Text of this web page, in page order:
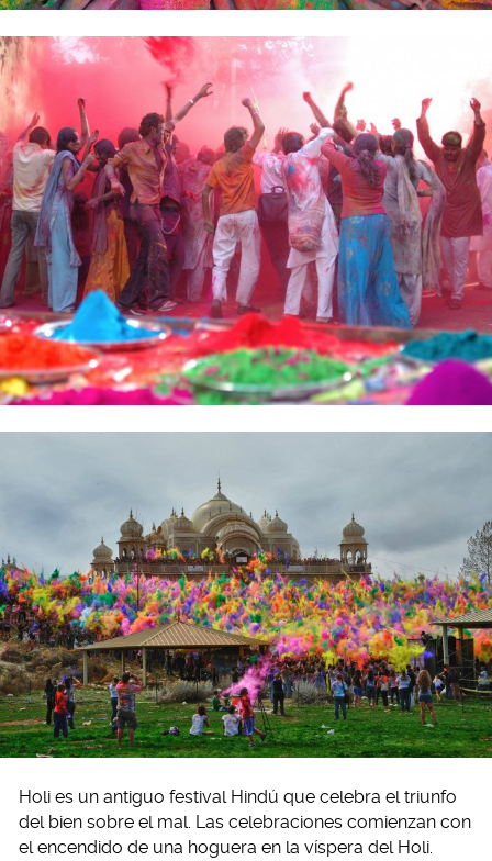
Holi es un antiguo festival Hindú que celebra el triunfo
del bien sobre el mal. Las celebraciones comienzan con
el encendido de una hoguera en la víspera del Holi.